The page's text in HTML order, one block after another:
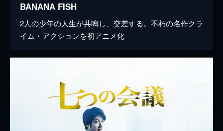
BANANA FISH
2人の少年の人生が共鳴し、交差する。不朽の名作クラ
イム・アクションを初アニメ化